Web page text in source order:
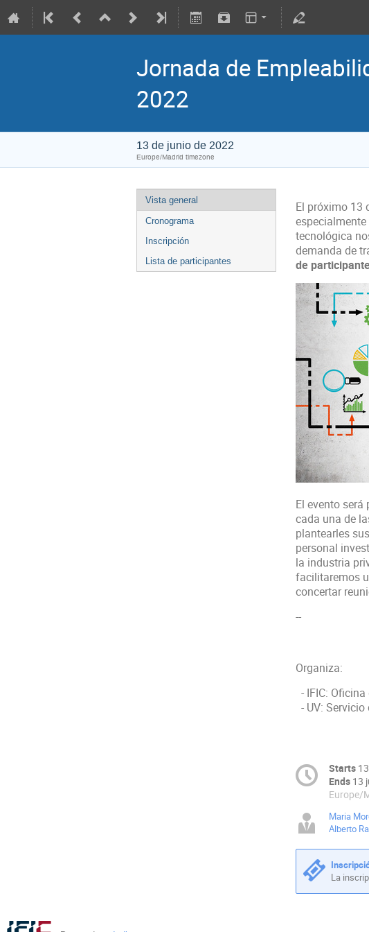
Jornada de
2022
13 de junio de 2022
Europe/Madrid timezone
Vista general
Cronograma
Inscripción
Lista de participantes
El próximo 13
tecnológica
demanda de
de
El evento será
cada una de
plantearles
personal
la industria
facilitaremos
concertar
--
Organiza:
- IFIC:
- UV:
Starts
Ends 13
Europe/
Maria
Alberto
La